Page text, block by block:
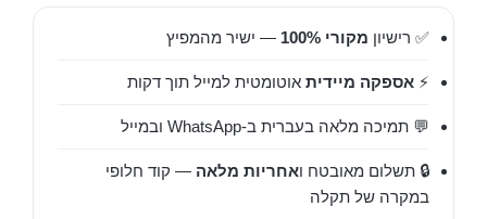
✅ רישיון מקורי 100% — ישיר מהמפיץ
⚡ אספקה מיידית אוטומטית למייל תוך דקות
💬 תמיכה מלאה בעברית ב-WhatsApp ובמייל
🔒 תשלום מאובטח ואחריות מלאה — קוד חלופי
במקרה של תקלה